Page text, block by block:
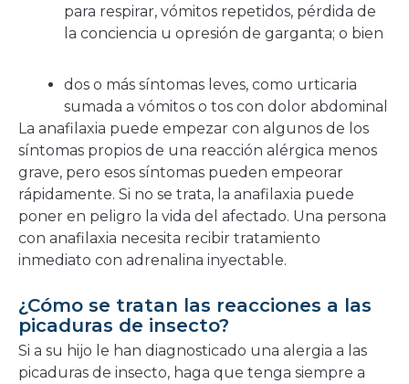
para respirar, vómitos repetidos, pérdida de
la conciencia u opresión de garganta; o bien
dos o más síntomas leves, como urticaria
sumada a vómitos o tos con dolor abdominal
La anafilaxia puede empezar con algunos de los
síntomas propios de una reacción alérgica menos
grave, pero esos síntomas pueden empeorar
rápidamente. Si no se trata, la anafilaxia puede
poner en peligro la vida del afectado. Una persona
con anafilaxia necesita recibir tratamiento
inmediato con adrenalina inyectable.
¿Cómo se tratan las reacciones a las
picaduras de insecto?
Si a su hijo le han diagnosticado una alergia a las
picaduras de insecto, haga que tenga siempre a